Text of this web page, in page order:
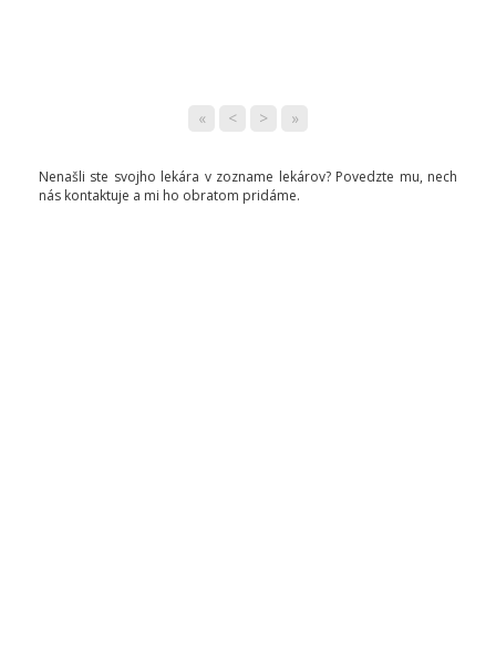
« < > »
Nenašli ste svojho lekára v zozname lekárov? Povedzte mu, nech
nás kontaktuje a mi ho obratom pridáme.